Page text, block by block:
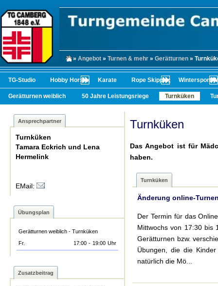
» Angebot » Turnen & mehr » Gerätturnen »
TG-Studio Hobby Horsing Karate Rope Skipping Wintersport/
Gerätturnen weiblich 50 Jahre Leistungsriege Turnküken
Ansprechpartner
Turnküken
Tamara Eckrich und Lena
Hermelink
EMail:
Übungsplan
Gerätturnen weiblich - Turnküken
Fr.
17:00 - 19:00 Uhr
Zusatzbeitrag
Turnküken
Das Angebot ist für
haben.
Turnküken
Änderung online-
Der Termin für das
Mittwochs von 17:30 bis
Gerätturnen bzw.
Übungen, die die
natürlich die Mö...